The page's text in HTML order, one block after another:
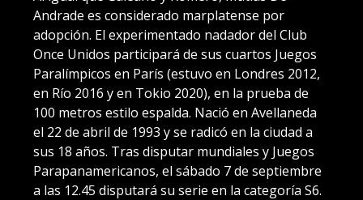
Andrade es considerado marplatense por
adopción. El experimentado nadador del Club
Once Unidos participará de sus cuartos Juegos
Paralímpicos en París (estuvo en Londres 2012,
en Río 2016 y en Tokio 2020), en la prueba de
100 metros estilo espalda. Nació en Avellaneda
el 22 de abril de 1993 y se radicó en la ciudad a
sus 18 años. Tras disputar mundiales y Juegos
Parapanamericanos, el sábado 7 de septiembre
a las 12.45 disputará su serie en la categoría S6.